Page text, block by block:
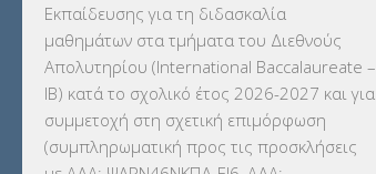
Εκπαίδευσης για τη διδασκαλία
μαθημάτων στα τμήματα του Διεθνούς
Απολυτηρίου (International Baccalaureate –
IB) κατά το σχολικό έτος 2026-2027 και για
συμμετοχή στη σχετική επιμόρφωση
(συμπληρωματική προς τις προσκλήσεις